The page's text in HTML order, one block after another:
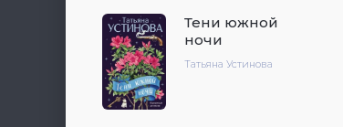
Тени южной
ночи
Татьяна Устинова